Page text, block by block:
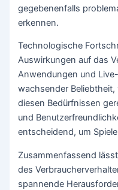
gegebenenfalls
erkennen.
Technologische
Auswirkungen auf das
Anwendungen und
wachsender
diesen Bedürfnissen
und
entscheidend, um
Zusammenfassend
des
spannende